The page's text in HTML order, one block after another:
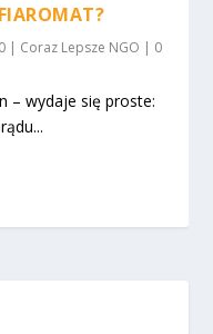
| Coraz Lepsze NGO | 0
– wydaje się proste: